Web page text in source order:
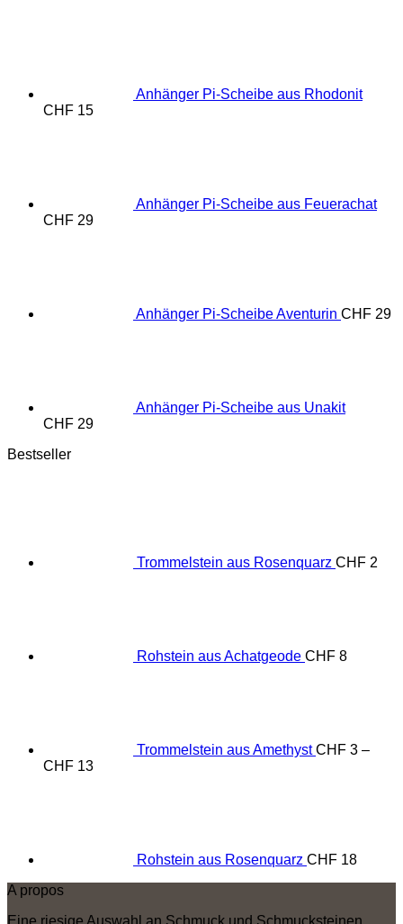
Anhänger Pi-Scheibe aus Rhodonit
CHF 15
Anhänger Pi-Scheibe aus Feuerachat
CHF 29
Anhänger Pi-Scheibe Aventurin CHF 29
Anhänger Pi-Scheibe aus Unakit
CHF 29
Bestseller
Trommelstein aus Rosenquarz CHF 2
Rohstein aus Achatgeode CHF 8
Trommelstein aus Amethyst CHF 3 –
CHF 13Preisspanne:
Rohstein aus Rosenquarz CHF 18
A propos